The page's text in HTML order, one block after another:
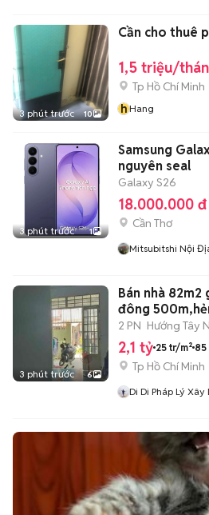
3 phút trước 10
Cần cho thuê
1,5 triệu/
Tp Hồ Chí Minh
hHang
3 phút trước 1
Samsung
nguyên seal
Galaxy S26
18.000.000 đ
Cần Thơ
Mitsubitshi Nội
3 phút trước 6
Bán nhà 82m2
đông
2 PN Hướng Tây
2,1 tỷ 25 tr/m² 85
Tp Hồ Chí Minh
Di Di Pháp Lý Xây